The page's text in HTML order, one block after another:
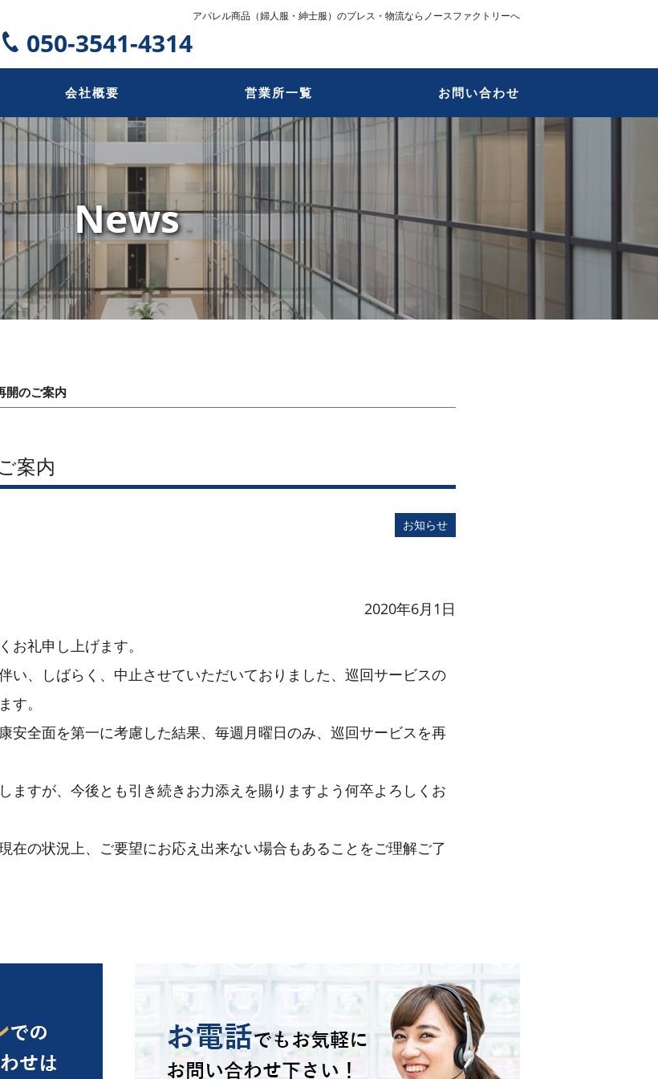
アパレル商品（婦人服・紳士服）のプレス・物流ならノースファクトリーへ
050-3541-4314
会社概要 営業所一覧 お問い合わせ
News
開のご案内
案内
お知らせ
2020年6月1日
礼申し上げます。
い、しばらく、中止させていただいておりました、巡回サービスの
す。
安全面を第一に考慮した結果、毎週月曜日のみ、巡回サービスを再
ますが、今後とも引き続きお力添えを賜りますよう何卒よろしくお
在の状況上、ご要望にお応え出来ない場合もあることをご理解ご了